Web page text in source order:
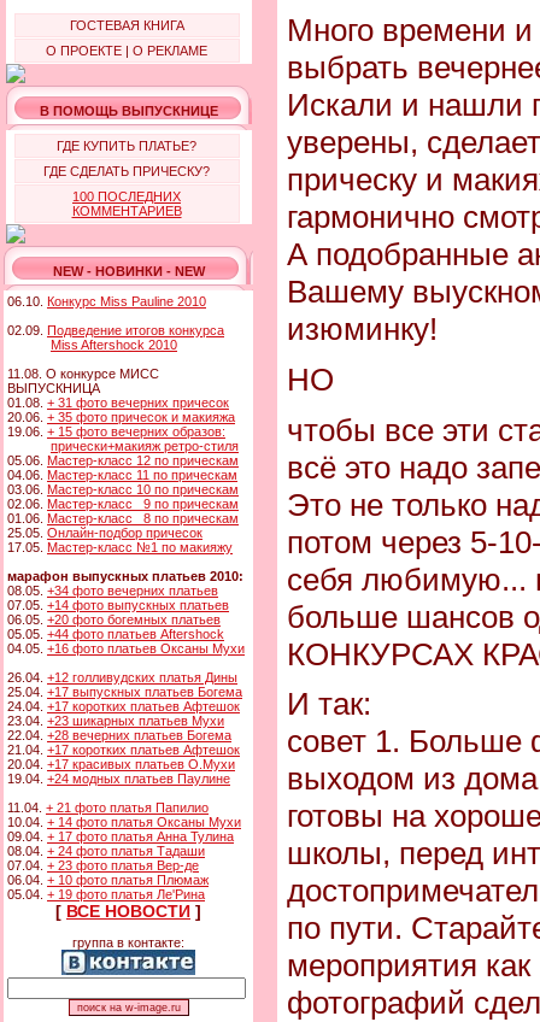
ГОСТЕВАЯ КНИГА
О ПРОЕКТЕ | О РЕКЛАМЕ
В ПОМОЩЬ ВЫПУСКНИЦЕ
ГДЕ КУПИТЬ ПЛАТЬЕ?
ГДЕ СДЕЛАТЬ ПРИЧЕСКУ?
100 ПОСЛЕДНИХ
КОММЕНТАРИЕВ
NEW - НОВИНКИ - NEW
06.10. Конкурс Miss Pauline 2010
02.09. Подведение итогов конкурса
Miss Aftershock 2010
11.08. О конкурсе МИСС
ВЫПУСКНИЦА
01.08. + 31 фото вечерних причесок
20.06. + 35 фото причесок и макияжа
19.06. + 15 фото вечерних образов:
прически+макияж ретро-стиля
05.06. Мастер-класс 12 по прическам
04.06. Мастер-класс 11 по прическам
03.06. Мастер-класс 10 по прическам
02.06. Мастер-класс 9 по прическам
01.06. Мастер-класс 8 по прическам
25.05. Онлайн-подбор причесок
17.05. Мастер-класс №1 по макияжу
марафон выпускных платьев 2010:
08.05. +34 фото вечерних платьев
07.05. +14 фото выпускных платьев
06.05. +20 фото богемных платьев
05.05. +44 фото платьев Aftershock
04.05. +16 фото платьев Оксаны Мухи
26.04. +12 голливудских платья Дины
25.04. +17 выпускных платьев Богема
24.04. +17 коротких платьев Афтешок
23.04. +23 шикарных платьев Мухи
22.04. +28 вечерних платьев Богема
21.04. +17 коротких платьев Афтешок
20.04. +17 красивых платьев О.Мухи
19.04. +24 модных платьев Паулине
11.04. + 21 фото платья Папилио
10.04. + 14 фото платья Оксаны Мухи
09.04. + 17 фото платья Анна Тулина
08.04. + 24 фото платья Тадаши
07.04. + 23 фото платья Вер-де
06.04. + 10 фото платья Плюмаж
05.04. + 19 фото платья Ле'Рина
[ ВСЕ НОВОСТИ ]
группа в контакте:
Много времени
выбрать
Искали и нашли
уверены,
прическу и
гармонично
А подобранные
Вашему
изюминку!
НО
чтобы все эти
всё это надо
Это не только
потом через 5-
себя любимую...
больше шансов
КОНКУРСАХ
И так:
совет 1. Больше
выходом из
готовы на
школы, перед
по пути.
мероприятия
фотографий